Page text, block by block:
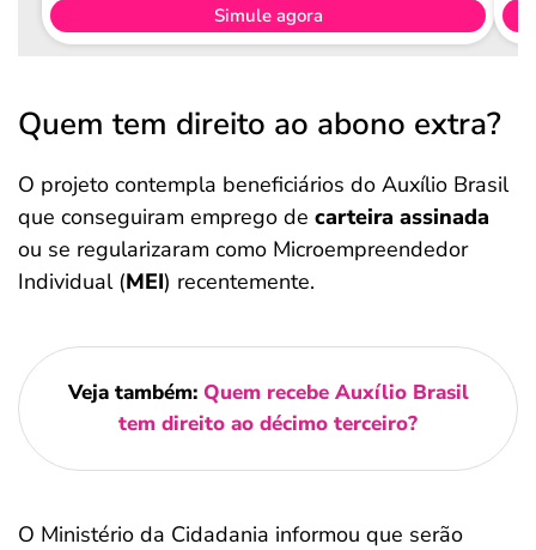
Simule agora
Quem tem direito ao abono extra?
O projeto contempla beneficiários do Auxílio Brasil
que conseguiram emprego de carteira assinada
ou se regularizaram como Microempreendedor
Individual (MEI) recentemente.
Veja também: Quem recebe Auxílio Brasil
tem direito ao décimo terceiro?
O Ministério da Cidadania informou que serão